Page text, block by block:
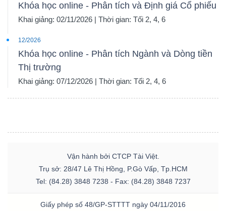
Khóa học online - Phân tích và Định giá Cổ phiếu
Khai giảng: 02/11/2026 | Thời gian: Tối 2, 4, 6
12/2026
Khóa học online - Phân tích Ngành và Dòng tiền
Thị trường
Khai giảng: 07/12/2026 | Thời gian: Tối 2, 4, 6
Vận hành bởi CTCP Tài Việt.
Trụ sở: 28/47 Lê Thị Hồng, P.Gò Vấp, Tp.HCM
Tel: (84.28) 3848 7238 - Fax: (84.28) 3848 7237
Giấy phép số 48/GP-STTTT ngày 04/11/2016